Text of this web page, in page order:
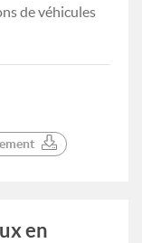
de véhicules
en